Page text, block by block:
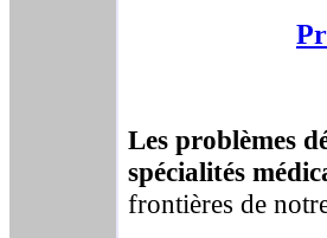
Les problèmes
spécialités
frontières de